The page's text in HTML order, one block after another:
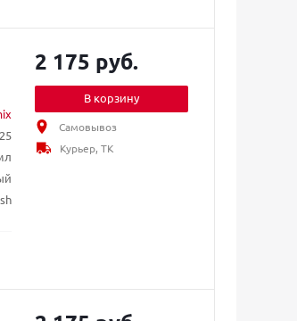
2 175 руб.
В корзину
Самовывоз
Курьер, ТК